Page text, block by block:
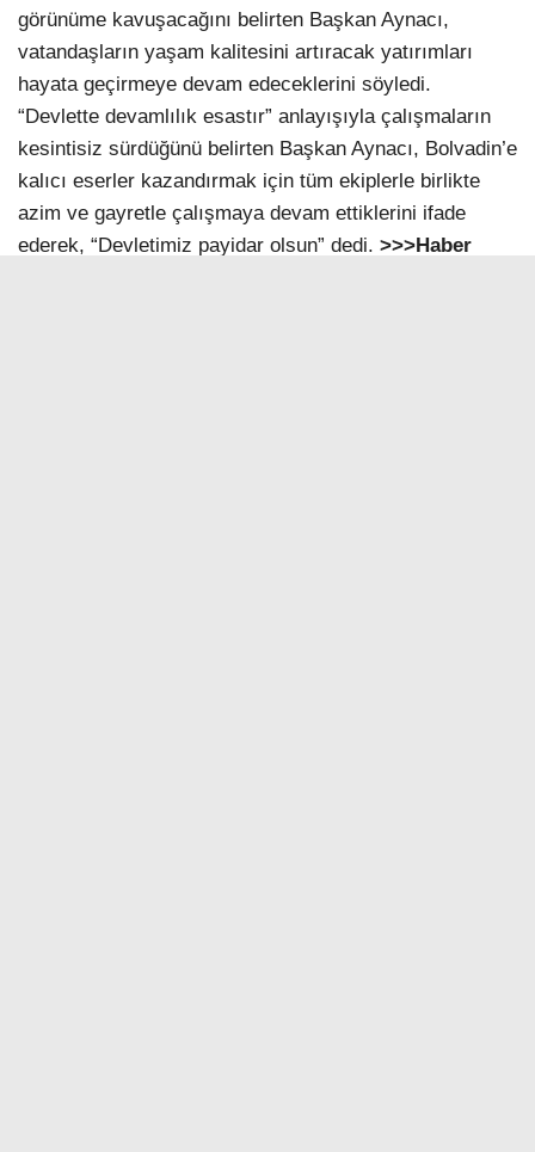
görünüme kavuşacağını belirten Başkan Aynacı,
vatandaşların yaşam kalitesini artıracak yatırımları
hayata geçirmeye devam edeceklerini söyledi.
“Devlette devamlılık esastır” anlayışıyla çalışmaların
kesintisiz sürdüğünü belirten Başkan Aynacı, Bolvadin’e
kalıcı eserler kazandırmak için tüm ekiplerle birlikte
azim ve gayretle çalışmaya devam ettiklerini ifade
ederek, “Devletimiz payidar olsun” dedi. >>>Haber